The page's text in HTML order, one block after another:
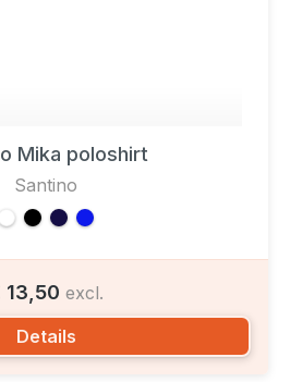
Mika poloshirt
Santino
13,50 excl.
Details